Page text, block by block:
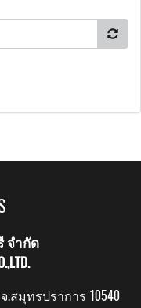
จำกัด
สมุทรปราการ 10540